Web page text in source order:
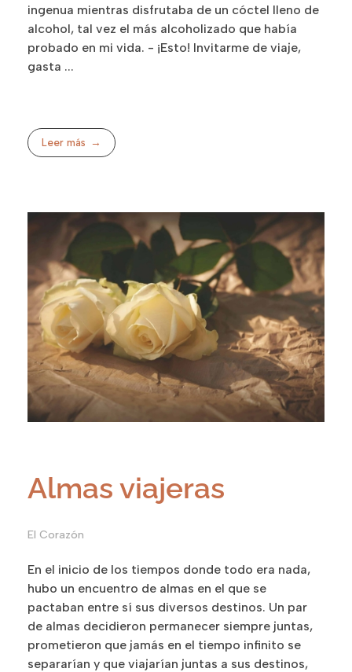
ingenua mientras disfrutaba de un cóctel lleno de
alcohol, tal vez el más alcoholizado que había
probado en mi vida. - ¡Esto! Invitarme de viaje,
gasta ...
Leer más
Almas viajeras
El Corazón
En el inicio de los tiempos donde todo era nada,
hubo un encuentro de almas en el que se
pactaban entre sí sus diversos destinos. Un par
de almas decidieron permanecer siempre juntas,
prometieron que jamás en el tiempo infinito se
separarían y que viajarían juntas a sus destinos,